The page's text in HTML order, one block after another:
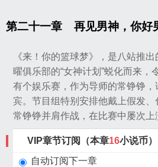
第二十一章 再见男神，你好
《来！你的篮球梦》，是八站推
曜俱乐部的“女神计划”蜕化而来，
有个娱乐赛，作为导师的常铮铮
宾。节目组特别安排他戴上假发
常铮铮并肩作战，在比赛中屡次上
VIP章节订阅（本章16小说币）
自动订阅下一章